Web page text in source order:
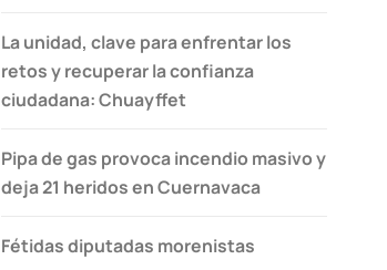
La unidad, clave para enfrentar los
retos y recuperar la confianza
ciudadana: Chuayffet
Pipa de gas provoca incendio masivo y
deja 21 heridos en Cuernavaca
Fétidas diputadas morenistas